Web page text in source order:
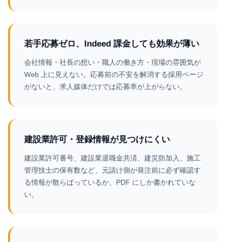
若手応募ゼロ、Indeed 課金しても効果が薄い
会社情報・社長の想い・職人の働き方・現場の雰囲気が
Web 上に見えない。応募前の不安を解消する採用ページ
がないと、求人媒体だけでは応募率が上がらない。
建設業許可・登録情報が見つけにくい
建設業許可番号、建設業退職金共済、建災防加入、施工
管理技士の保有数など、元請け側が発注前に必ず確認す
る情報が散らばっているか、PDF にしか書かれていな
い。